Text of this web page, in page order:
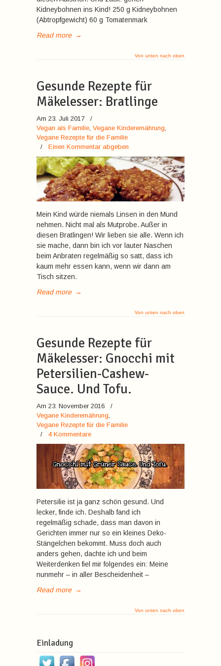
Kidneybohnen ins Kind! 250 g Kidneybohnen
(Abtropfgewicht) 60 g Tomatenmark
Read more →
Von unten nach oben
Gesunde Rezepte für
Mäkelesser: Bratlinge
Am 23. Juli 2017
/
Vegan als Familie, Vegane Kinderernährung,
Vegane Rezepte für die Familie
/ Einen Kommentar abgeben
Mein Kind würde niemals Linsen in den Mund
nehmen. Nicht mal als Mutprobe. Außer in
diesen Bratlingen! Wir lieben sie alle. Wenn ich
sie mache, dann bin ich vor lauter Naschen
beim Anbraten regelmäßig so satt, dass ich
kaum mehr essen kann, wenn wir dann am
Tisch sitzen.
Read more →
Von unten nach oben
Gesunde Rezepte für
Mäkelesser: Gnocchi mit
Petersilien-Cashew-
Sauce. Und Tofu.
Am 23. November 2016
/
Vegane Kinderernährung,
Vegane Rezepte für die Familie
/ 4 Kommentare
Petersilie ist ja ganz schön gesund. Und
lecker, finde ich. Deshalb fand ich
regelmäßig schade, dass man davon in
Gerichten immer nur so ein kleines Deko-
Stängelchen bekommt. Muss doch auch
anders gehen, dachte ich und beim
Weiterdenken fiel mir folgendes ein: Meine
nunmehr – in aller Bescheidenheit –
Read more →
Von unten nach oben
Einladung